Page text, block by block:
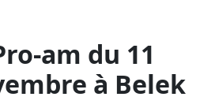
am du 11
à Belek